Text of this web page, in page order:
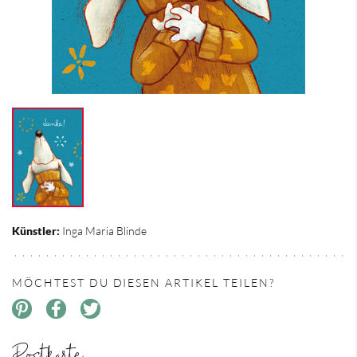
Künstler: Inga Maria Blinde
MÖCHTEST DU DIESEN ARTIKEL TEILEN?